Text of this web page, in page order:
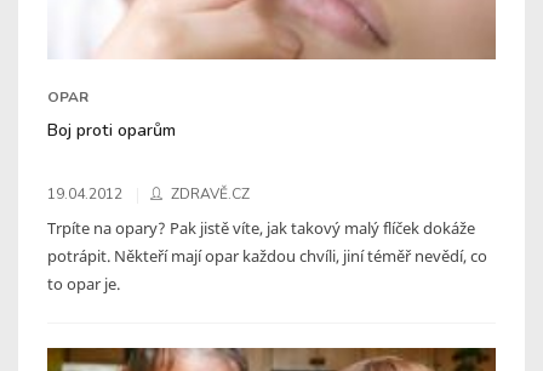
OPAR
Boj proti oparům
19.04.2012 ZDRAVĚ.CZ
Trpíte na opary? Pak jistě víte, jak takový malý flíček dokáže
potrápit. Někteří mají opar každou chvíli, jiní téměř nevědí, co
to opar je.